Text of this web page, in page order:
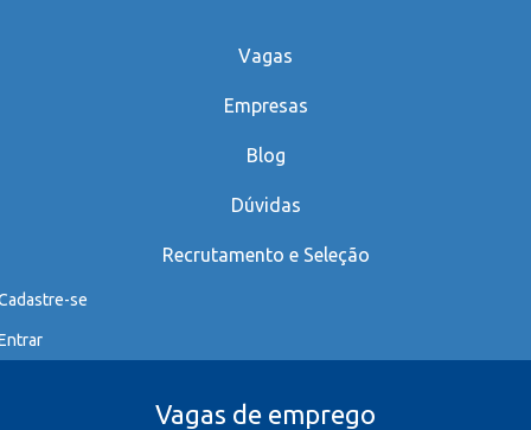
Vagas
Empresas
Blog
Dúvidas
Recrutamento e Seleção
se
Vagas de emprego